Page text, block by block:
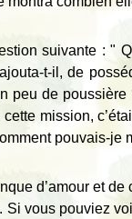
suivante : "
t-il, de
peu de
mission,
pouvais-je
d’amour et
Si vous pouviez